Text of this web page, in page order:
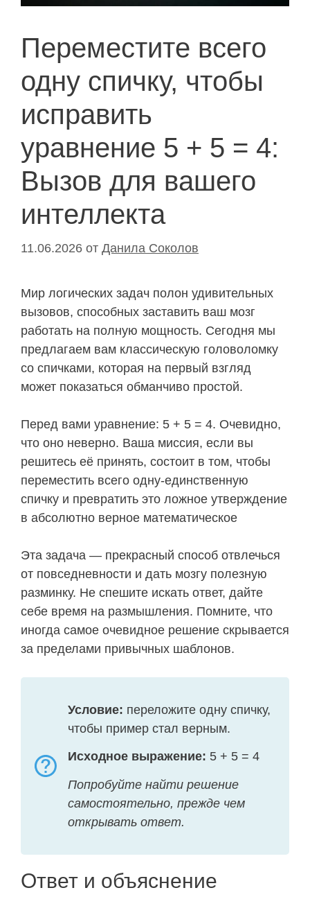
Переместите всего
одну спичку, чтобы
исправить
уравнение 5 + 5 = 4:
Вызов для вашего
интеллекта
11.06.2026 от Данила Соколов
Мир логических задач полон удивительных
вызовов, способных заставить ваш мозг
работать на полную мощность. Сегодня мы
предлагаем вам классическую головоломку
со спичками, которая на первый взгляд
может показаться обманчиво простой.
Перед вами уравнение: 5 + 5 = 4. Очевидно,
что оно неверно. Ваша миссия, если вы
решитесь её принять, состоит в том, чтобы
переместить всего одну-единственную
спичку и превратить это ложное утверждение
в абсолютно верное математическое
Эта задача — прекрасный способ отвлечься
от повседневности и дать мозгу полезную
разминку. Не спешите искать ответ, дайте
себе время на размышления. Помните, что
иногда самое очевидное решение скрывается
за пределами привычных шаблонов.
Условие: переложите одну спичку,
чтобы пример стал верным.
Исходное выражение: 5 + 5 = 4
Попробуйте найти решение
самостоятельно, прежде чем
открывать ответ.
Ответ и объяснение